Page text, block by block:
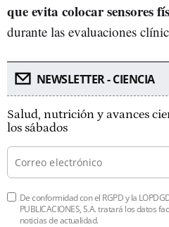
que evita colocar sensores
durante las evaluaciones
NEWSLETTER - CIENCIA
Salud, nutrición y avances
los sábados
De conformidad con el RGPD y la
PUBLICACIONES, S.A. tratará los datos
noticias de actualidad.